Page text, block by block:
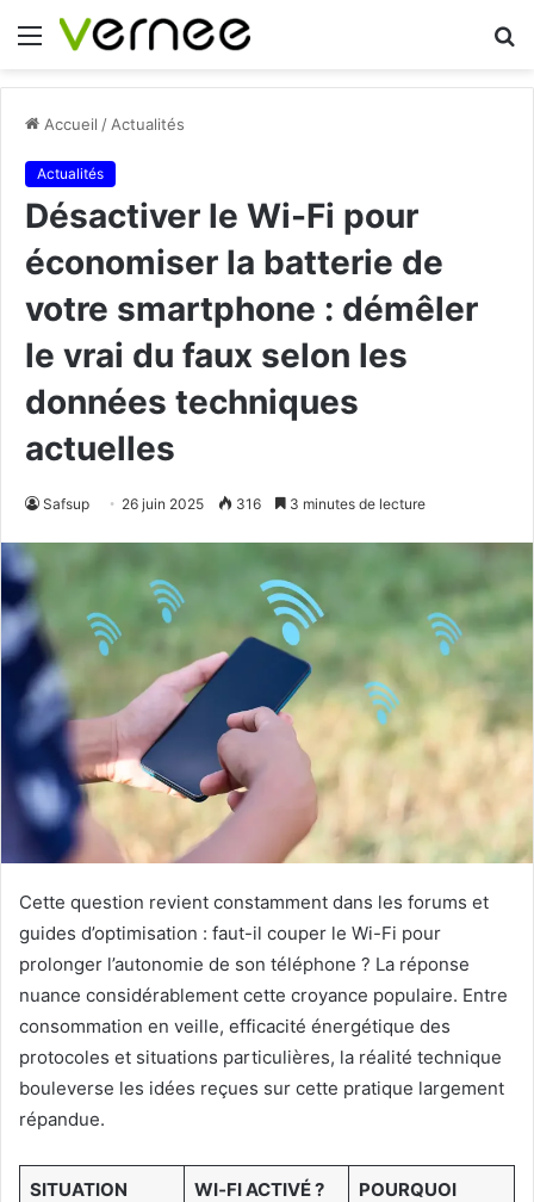
Menu
Accueil / Actualités
Actualités
Désactiver le Wi-Fi pour
économiser la batterie de
votre smartphone : démêler
le vrai du faux selon les
données techniques
actuelles
Safsup 26 juin 2025 316 3 minutes de lecture
Cette question revient constamment dans les forums et
guides d’optimisation : faut-il couper le Wi-Fi pour
prolonger l’autonomie de son téléphone ? La réponse
nuance considérablement cette croyance populaire. Entre
consommation en veille, efficacité énergétique des
protocoles et situations particulières, la réalité technique
bouleverse les idées reçues sur cette pratique largement
répandue.
SITUATION WI‑FI ACTIVÉ ? POURQUOI